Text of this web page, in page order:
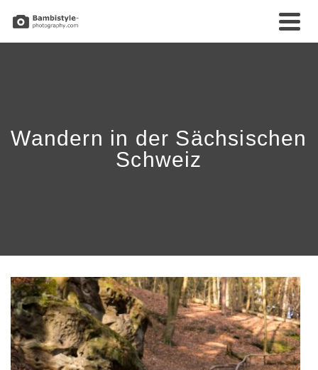
Wandern in der Sächsischen
Schweiz